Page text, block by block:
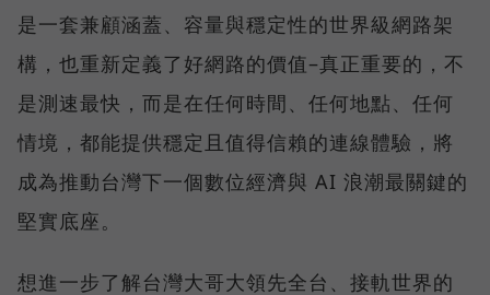
是一套兼顧涵蓋、容量與穩定性的世界級網路架
構，也重新定義了好網路的價值–真正重要的，不
是測速最快，而是在任何時間、任何地點、任何
情境，都能提供穩定且值得信賴的連線體驗，將
成為推動台灣下一個數位經濟與 AI 浪潮最關鍵的
堅實底座。
想進一步了解台灣大哥大領先全台、接軌世界的